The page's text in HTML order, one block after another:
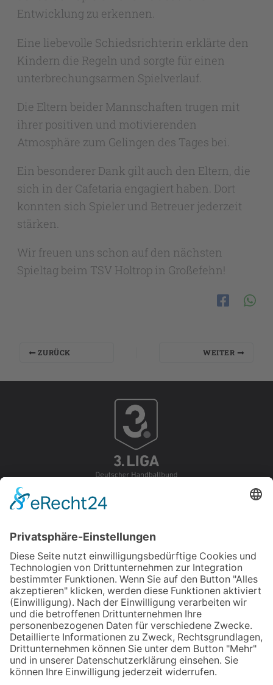
Entwicklung zu erkennen.
Eine liebevolle Schiedsrichterin erklärte den
Kindern die Regeln und sorgte für einen
unterbrechungsarmen Spielverlauf.
Die Eltern beider Mannschaften trugen mit
ihrer positiven und motivierenden
Atmosphäre zum Gelingen des Tages bei.
Ein besonderer Dank gilt auch den Eltern, die
sich in der Cafetaria engagiert haben. Dort
konnten sich Spieler und Betreuer jederzeit
stärken.
Wir freuen uns schon auf den nächsten
Spieltag beim TSV Holtrop in Großefehn!
ZURÜCK WEITER
Design & Umsetzung